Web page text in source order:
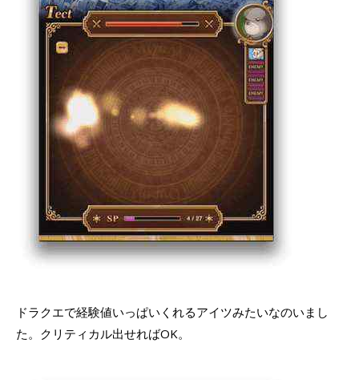
ドラクエで経験値いっぱいくれるアイツみたいなのいまし
た。クリティカル出せればOK。